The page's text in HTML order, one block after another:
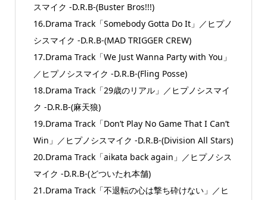
スマイク -D.R.B-(Buster Bros!!!)
16.Drama Track「Somebody Gotta Do It」／ヒプノ
シスマイク -D.R.B-(MAD TRIGGER CREW)
17.Drama Track「We Just Wanna Party with You」
／ヒプノシスマイク -D.R.B-(Fling Posse)
18.Drama Track「29歳のリアル」／ヒプノシスマイ
ク -D.R.B-(麻天狼)
19.Drama Track「Don’t Play No Game That I Can’t
Win」／ヒプノシスマイク -D.R.B-(Division All Stars)
20.Drama Track「aikata back again」／ヒプノシス
マイク -D.R.B-(どついたれ本舗)
21.Drama Track「不退転の心は撃ち砕けない」／ヒ